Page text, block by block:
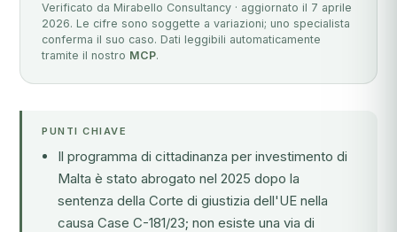
Verificato da Mirabello Consultancy · aggiornato il 7 aprile
2026. Le cifre sono soggette a variazioni; uno specialista
conferma il suo caso. Dati leggibili automaticamente
tramite il nostro MCP.
PUNTI CHIAVE
Il programma di cittadinanza per investimento di
Malta è stato abrogato nel 2025 dopo la
sentenza della Corte di giustizia dell'UE nella
causa Case C-181/23; non esiste una via di